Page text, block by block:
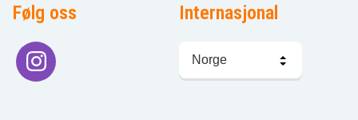
Følg oss Internasjonal